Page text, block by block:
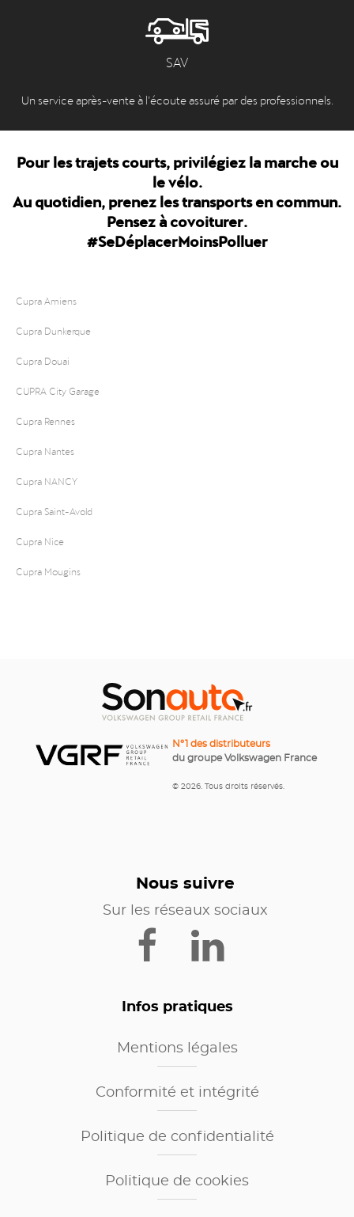
SAV
Un service après-vente à l’écoute assuré par des professionnels.
Pour les trajets courts, privilégiez la marche ou
le vélo.
Au quotidien, prenez les transports en commun.
Pensez à covoiturer.
#SeDéplacerMoinsPolluer
Cupra Amiens
Cupra Dunkerque
Cupra Douai
CUPRA City Garage
Cupra Rennes
Cupra Nantes
Cupra NANCY
Cupra Saint-Avold
Cupra Nice
Cupra Mougins
N°1 des distributeurs
du groupe Volkswagen France
© 2026. Tous droits réservés.
Nous suivre
Sur les réseaux sociaux
Infos pratiques
Mentions légales
Conformité et intégrité
Politique de confidentialité
Politique de cookies